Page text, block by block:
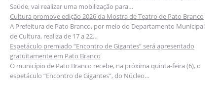
Saúde, vai realizar uma mobilização para…
Cultura promove edição 2026 da Mostra de Teatro de Pato Branco
A Prefeitura de Pato Branco, por meio do Departamento Municipal
de Cultura, realiza de 17 a 22…
Espetáculo premiado “Encontro de Gigantes” será apresentado
gratuitamente em Pato Branco
O município de Pato Branco recebe, na próxima quinta-feira (6), o
espetáculo “Encontro de Gigantes”, do Núcleo…